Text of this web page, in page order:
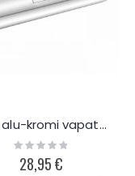
BSet alu-kromi vapateline kaidekiinnityksellä
Rating:
0%
28,95 €